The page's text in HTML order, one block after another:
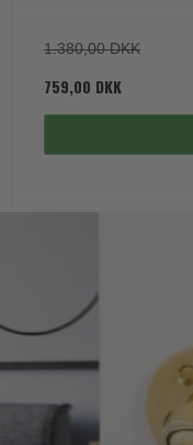
1.380,00 DKK
759,00 DKK